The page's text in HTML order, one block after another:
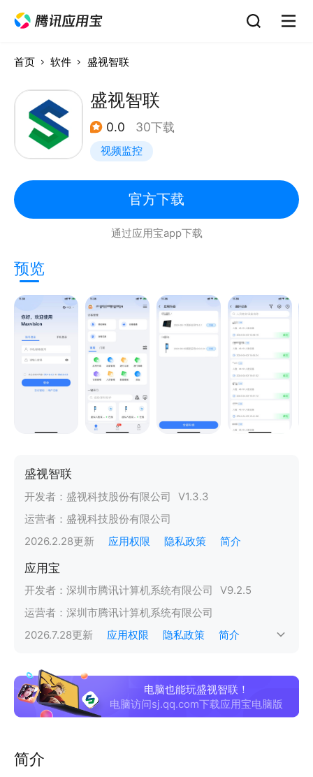
首页 软件 盛视智联
盛视智联
0.0 30下载
视频监控
官方下载
通过应用宝app下载
预览
盛视智联
开发者： 盛视科技股份有限公司 V1.3.3
运营者： 盛视科技股份有限公司
2026.2.28更新 应用权限 隐私政策 简介
应用宝
开发者： 深圳市腾讯计算机系统有限公司 V9.2.5
运营者： 深圳市腾讯计算机系统有限公司
2026.7.28更新 应用权限 隐私政策 简介
电脑也能玩盛视智联！
电脑访问sj.qq.com下载应用宝电脑版
简介